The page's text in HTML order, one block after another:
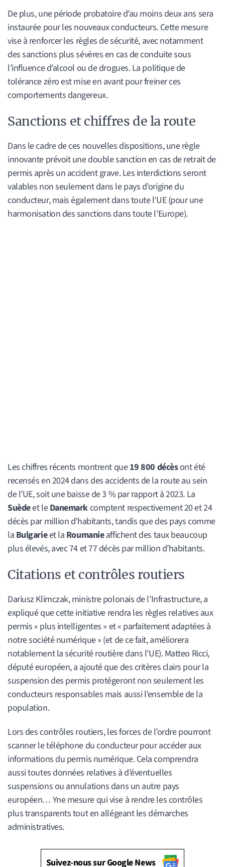
De plus, une période probatoire d’au moins deux ans sera
instaurée pour les nouveaux conducteurs. Cette mesure
vise à renforcer les règles de sécurité, avec notamment
des sanctions plus sévères en cas de conduite sous
l’influence d’alcool ou de drogues. La politique de
tolérance zéro est mise en avant pour freiner ces
comportements dangereux.
Sanctions et chiffres de la route
Dans le cadre de ces nouvelles dispositions, une règle
innovante prévoit une double sanction en cas de retrait de
permis après un accident grave. Les interdictions seront
valables non seulement dans le pays d’origine du
conducteur, mais également dans toute l’UE (pour une
harmonisation des sanctions dans toute l’Europe).
Les chiffres récents montrent que19 800 décèsont été
recensés en 2024 dans des accidents de la route au sein
de l’UE, soit une baisse de 3 % par rapport à 2023. La
Suèdeet leDanemarkcomptent respectivement 20 et 24
décès par million d’habitants, tandis que des pays comme
la Bulgarieet la Roumanieaffichent des taux beaucoup
plus élevés, avec 74 et 77 décès par million d’habitants.
Citations et contrôles routiers
Dariusz Klimczak, ministre polonais de l’Infrastructure, a
expliqué que cette initiative rendra les règles relatives aux
permis « plus intelligentes » et « parfaitement adaptées à
notre société numérique » (et de ce fait, améliorera
notablement la sécurité routière dans l’UE). Matteo Ricci,
député européen, a ajouté que des critères clairs pour la
suspension des permis protégeront non seulement les
conducteurs responsables mais aussi l’ensemble de la
population.
Lors des contrôles routiers, les forces de l’ordre pourront
scanner le téléphone du conducteur pour accéder aux
informations du permis numérique. Cela comprendra
aussi toutes données relatives à d’éventuelles
suspensions ou annulations dans un autre pays
européen… Yne mesure qui vise à rendre les contrôles
plus transparents tout en allégeant les démarches
administratives.
Suivez-nous sur Google News